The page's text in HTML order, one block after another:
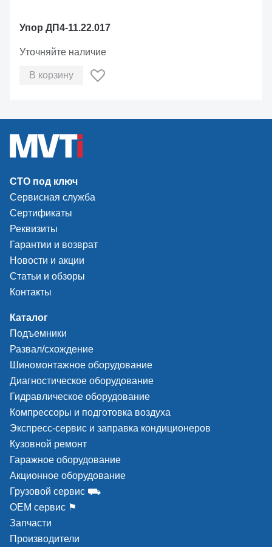
Упор ДП4-11.22.017
Уточняйте наличие
В корзину
СТО под ключ
Сервисная служба
Сертификаты
Реквизиты
Гарантии и возврат
Новости и акции
Статьи и обзоры
Контакты
Каталог
Подъемники
Развал/схождение
Шиномонтажное оборудование
Диагностическое оборудование
Гидравлическое оборудование
Компрессоры и подготовка воздуха
Экспресс-сервис и заправка кондиционеров
Кузовной ремонт
Гаражное оборудование
Акционное оборудование
Грузовой сервис ⛟
ОЕМ сервис ⚑
Запчасти
Производители